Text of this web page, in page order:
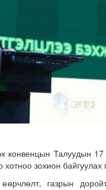
COP17-ын
Талуудын 17
зохион байгуулах
газрын